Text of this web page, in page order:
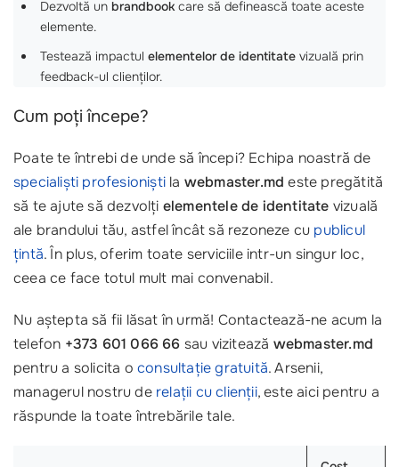
Dezvoltă un brandbook care să definească toate aceste
elemente.
Testează impactul elementelor de identitate vizuală prin
feedback-ul clienților.
Cum poți începe?
Poate te întrebi de unde să începi? Echipa noastră de
specialiști profesioniști la webmaster.md este pregătită
să te ajute să dezvolți elementele de identitate vizuală
ale brandului tău, astfel încât să rezoneze cu publicul
țintă. În plus, oferim toate serviciile intr-un singur loc,
ceea ce face totul mult mai convenabil.
Nu aștepta să fii lăsat în urmă! Contactează-ne acum la
telefon +373 601 066 66 sau vizitează webmaster.md
pentru a solicita o consultație gratuită. Arsenii,
managerul nostru de relații cu clienții, este aici pentru a
răspunde la toate întrebările tale.